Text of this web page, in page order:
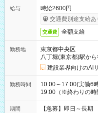
給与
時給2600円
交通費別途支給あ
交通費 全額支給
勤務地
東京都中央区
八丁堀(東京都)駅か
建設業界向けのAI
勤務時間
10:00～17:00(実働6
19:00（※終わりの時
期間 【急募】即日～長